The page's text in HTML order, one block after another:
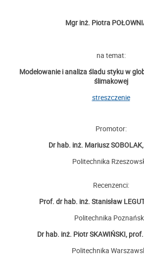
Mgr inż. Piotra
na temat:
Modelowanie i analiza śladu styku w
ślimakowej
streszczenie
Promotor:
Dr hab. inż. Mariusz
Politechnika
Recenzenci:
Prof. dr hab. inż. Stanisław
Politechnika
Dr hab. inż. Piotr SKAWIŃSKI, prof.
Politechnika